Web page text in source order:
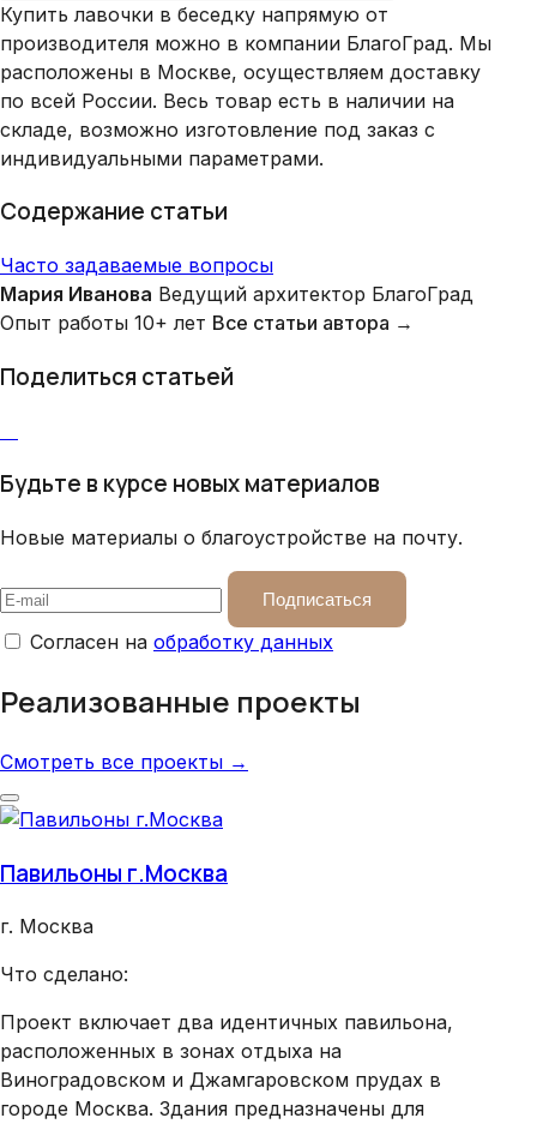
Купить лавочки в беседку напрямую от
производителя можно в компании БлагоГрад. Мы
расположены в Москве, осуществляем доставку
по всей России. Весь товар есть в наличии на
складе, возможно изготовление под заказ с
индивидуальными параметрами.
Содержание статьи
Часто задаваемые вопросы
Мария Иванова Ведущий архитектор БлагоГрад
Опыт работы 10+ лет Все статьи автора →
Поделиться статьей
Будьте в курсе новых материалов
Новые материалы о благоустройстве на почту.
Подписаться
Согласен на обработку данных
Реализованные проекты
Смотреть все проекты →
Павильоны г.Москва
г. Москва
Что сделано:
Проект включает два идентичных павильона,
расположенных в зонах отдыха на
Виноградовском и Джамгаровском прудах в
городе Москва. Здания предназначены для